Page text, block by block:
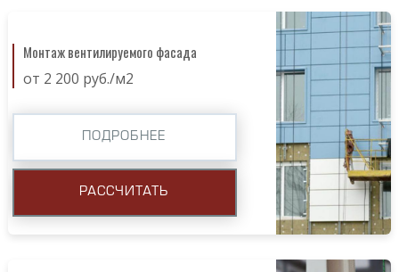
Монтаж вентилируемого фасада
от 2 200 руб./м2
ПОДРОБНЕЕ
РАССЧИТАТЬ